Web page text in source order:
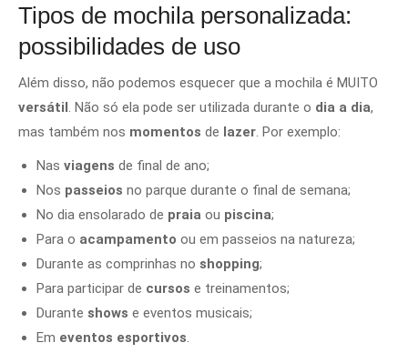
Tipos de mochila personalizada:
possibilidades de uso
Além disso, não podemos esquecer que a mochila é MUITO
versátil . Não só ela pode ser utilizada durante o dia a dia,
mas também nos momentos de lazer . Por exemplo:
Nas viagens de final de ano;
Nos passeios no parque durante o final de semana;
No dia ensolarado de praia ou piscina;
Para o acampamento ou em passeios na natureza;
Durante as comprinhas no shopping;
Para participar de cursos e treinamentos;
Durante shows e eventos musicais;
Em eventos esportivos